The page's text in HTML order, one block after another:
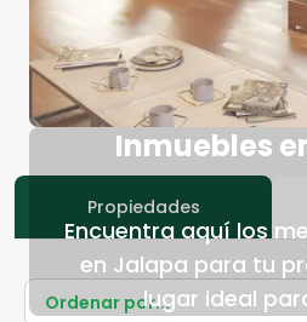
Inmuebles
Encuentra aquí los
en Jalapa para tu
lugar ideal
Propiedades
Ordenar por...